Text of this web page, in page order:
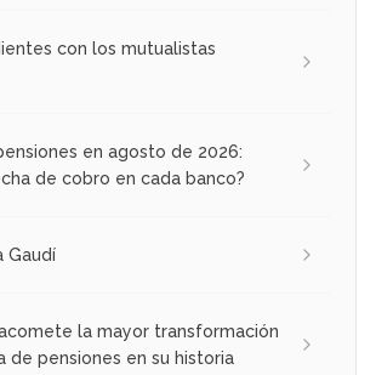
con los mutualistas
en agosto de 2026:
de cobro en cada banco?
Gaudí
acomete la mayor transformación
de pensiones en su historia